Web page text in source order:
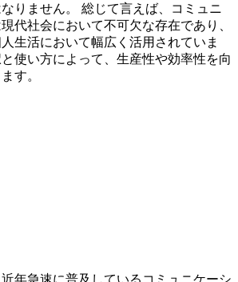
りません。 総じて言えば、コミュニ
代社会において不可欠な存在であり、
生活において幅広く活用されていま
使い方によって、生産性や効率性を向
す。